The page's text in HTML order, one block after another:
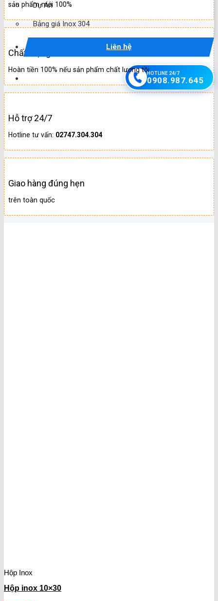
Dự Án
Bảng giá Inox 304
Liên hệ
HOTLINE 24/7
0908.987.645
sản phẩm mới 100%
Chất lượng
Hoàn tiền 100% nếu sản phẩm chất lượng tồi
Hỗ trợ 24/7
Hotline tư vấn: 02747.304.304
Giao hàng đúng hẹn
trên toàn quốc
Hộp Inox
Hộp inox 10×30